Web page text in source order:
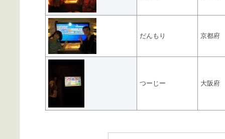
だんもり 京都府
つーじー 大阪府